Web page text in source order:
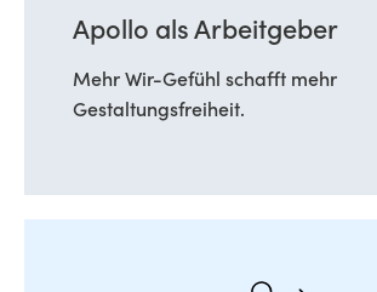
Apollo als Arbeitgeber
Mehr Wir-Gefühl schafft mehr
Gestaltungsfreiheit.